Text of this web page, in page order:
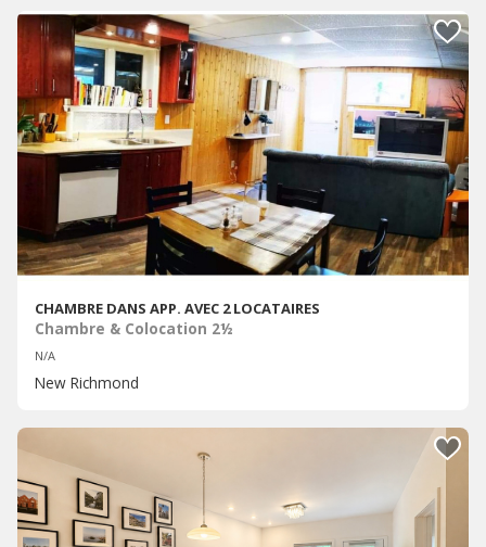
CHAMBRE DANS APP. AVEC 2 LOCATAIRES
Chambre & Colocation 2½
N/A
New Richmond